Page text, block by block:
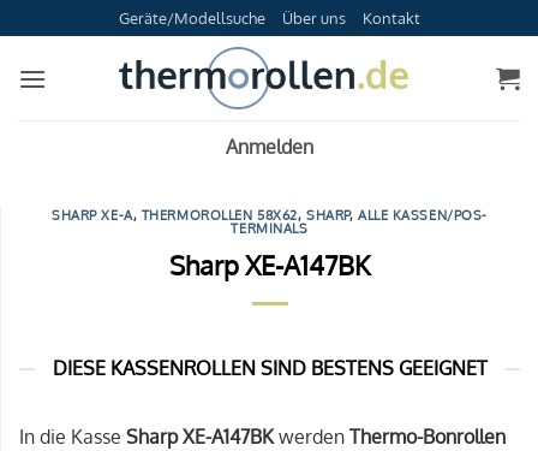
Inhalt
springen
Geräte/Modellsuche Über uns Kontakt
Anmelden
SHARP XE-A, THERMOROLLEN 58X62,SHARP, ALLE KASSEN/POS-
TERMINALS
Sharp XE-A147BK
DIESE KASSENROLLEN SIND BESTENS GEEIGNET
In die Kasse Sharp XE-A147BKwerden Thermo-Bonrollen